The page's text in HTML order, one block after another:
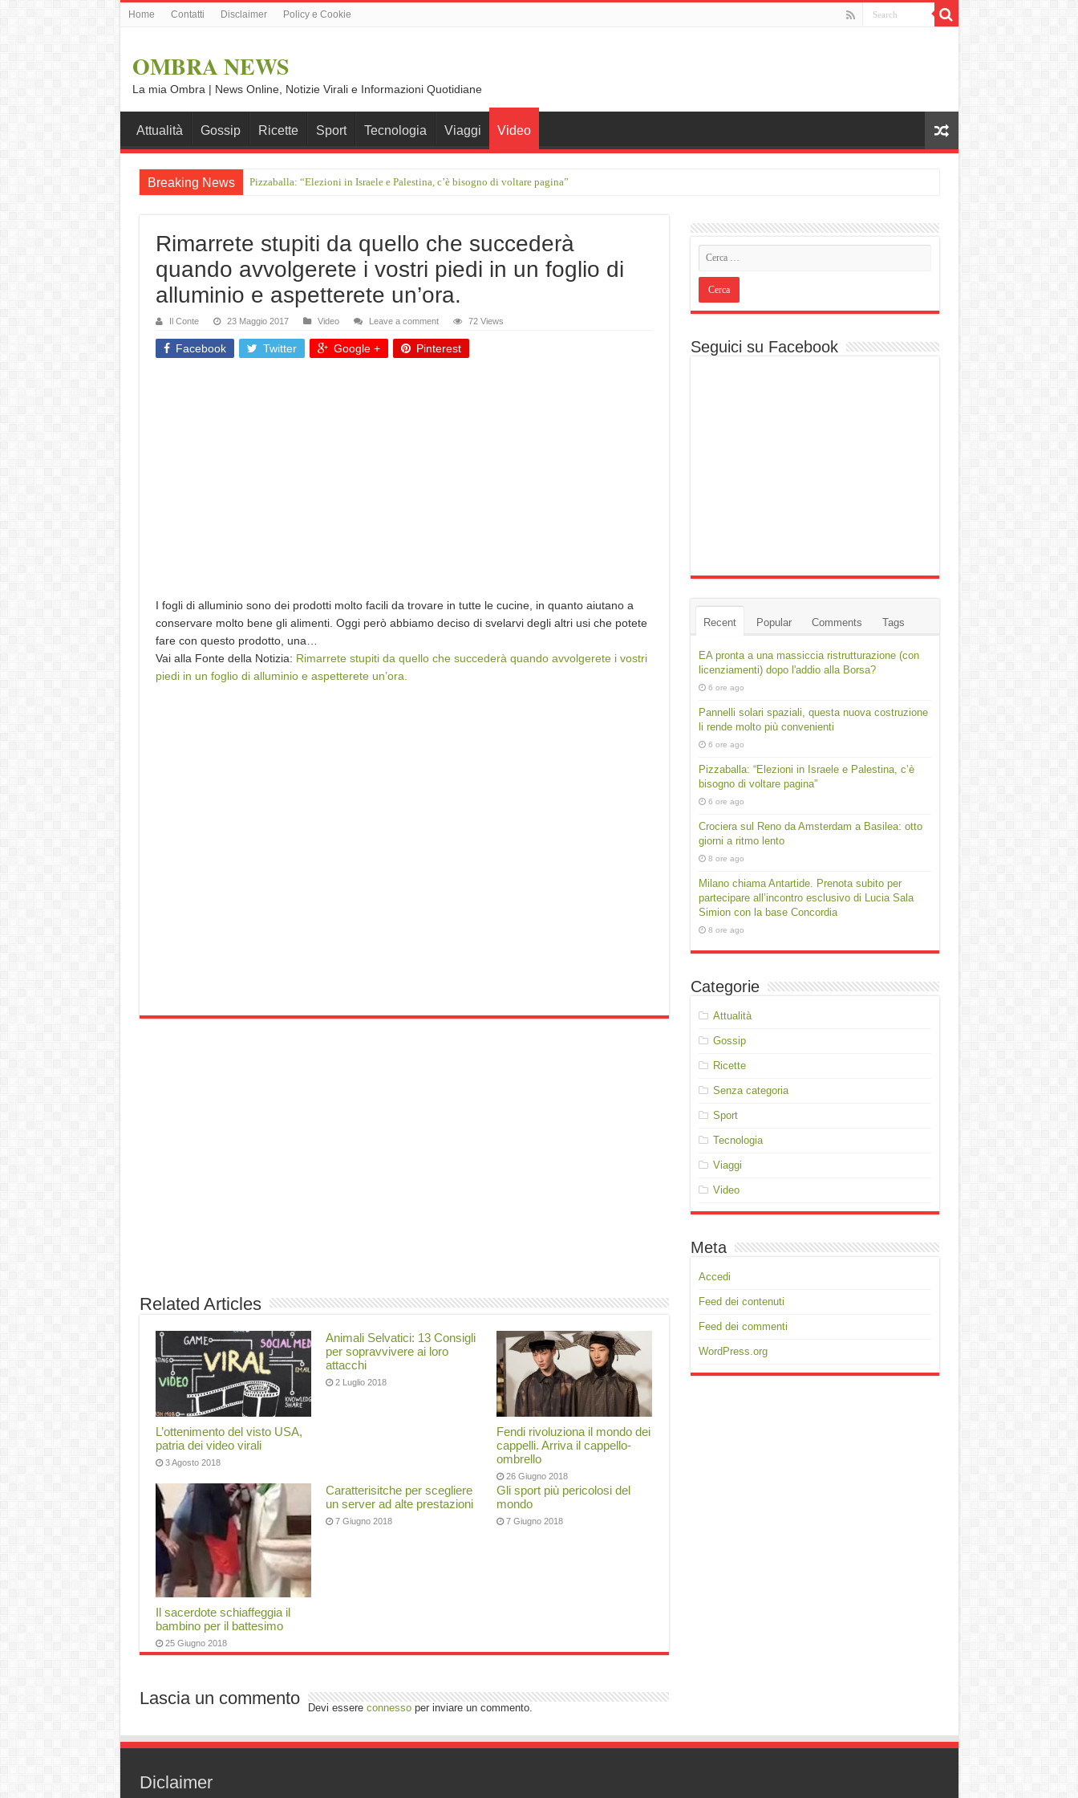
Home Contatti Disclaimer Policy e Cookie
OMBRA NEWS
La mia Ombra | News Online, Notizie Virali e Informazioni Quotidiane
Attualità Gossip Ricette Sport Tecnologia Viaggi Video
Breaking News Pizzaballa: “Elezioni in Israele e Palestina, c’è bisogno di voltare pagina”
Crociera sul Reno da Amsterdam a Basilea: otto giorni a ritmo lento
Rimarrete stupiti da quello che succederà
quando avvolgerete i vostri piedi in un foglio di
alluminio e aspetterete un’ora.
Il Conte 23 Maggio 2017 Video Leave a comment 72 Views
Facebook Twitter Google + Pinterest
I fogli di alluminio sono dei prodotti molto facili da trovare in tutte le cucine, in quanto aiutano a
conservare molto bene gli alimenti. Oggi però abbiamo deciso di svelarvi degli altri usi che potete
fare con questo prodotto, una…
Vai alla Fonte della Notizia: Rimarrete stupiti da quello che succederà quando avvolgerete i vostri
piedi in un foglio di alluminio e aspetterete un’ora.
Related Articles
L’ottenimento del visto USA,
patria dei video virali
3 Agosto 2018
Animali Selvatici: 13 Consigli
per sopravvivere ai loro
attacchi
2 Luglio 2018
Fendi rivoluziona il mondo dei
cappelli. Arriva il cappello-
ombrello
26 Giugno 2018
Il sacerdote schiaffeggia il
bambino per il battesimo
25 Giugno 2018
Caratterisitche per scegliere
un server ad alte prestazioni
7 Giugno 2018
Gli sport più pericolosi del
mondo
7 Giugno 2018
Lascia un commento Devi essere connessoper inviare un commento.
Seguici su Facebook
Recent Popular Comments Tags
EA pronta a una massiccia ristrutturazione (con
licenziamenti) dopo l'addio alla Borsa?
6 ore ago
Pannelli solari spaziali, questa nuova costruzione
li rende molto più convenienti
6 ore ago
Pizzaballa: “Elezioni in Israele e Palestina, c’è
bisogno di voltare pagina”
6 ore ago
Crociera sul Reno da Amsterdam a Basilea: otto
giorni a ritmo lento
8 ore ago
Milano chiama Antartide. Prenota subito per
partecipare all’incontro esclusivo di Lucia Sala
Simion con la base Concordia
8 ore ago
Categorie
Attualità
Gossip
Ricette
Senza categoria
Sport
Tecnologia
Viaggi
Video
Meta
Accedi
Feed dei contenuti
Feed dei commenti
WordPress.org
Diclaimer